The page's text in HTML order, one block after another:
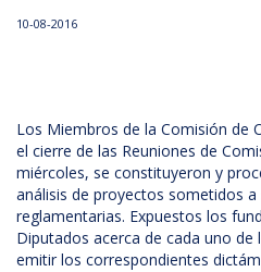
10-08-2016
Los Miembros de la Comisión de
el cierre de las Reuniones de
miércoles, se constituyeron y
análisis de proyectos sometidos a
reglamentarias. Expuestos los
Diputados acerca de cada uno de
emitir los correspondientes